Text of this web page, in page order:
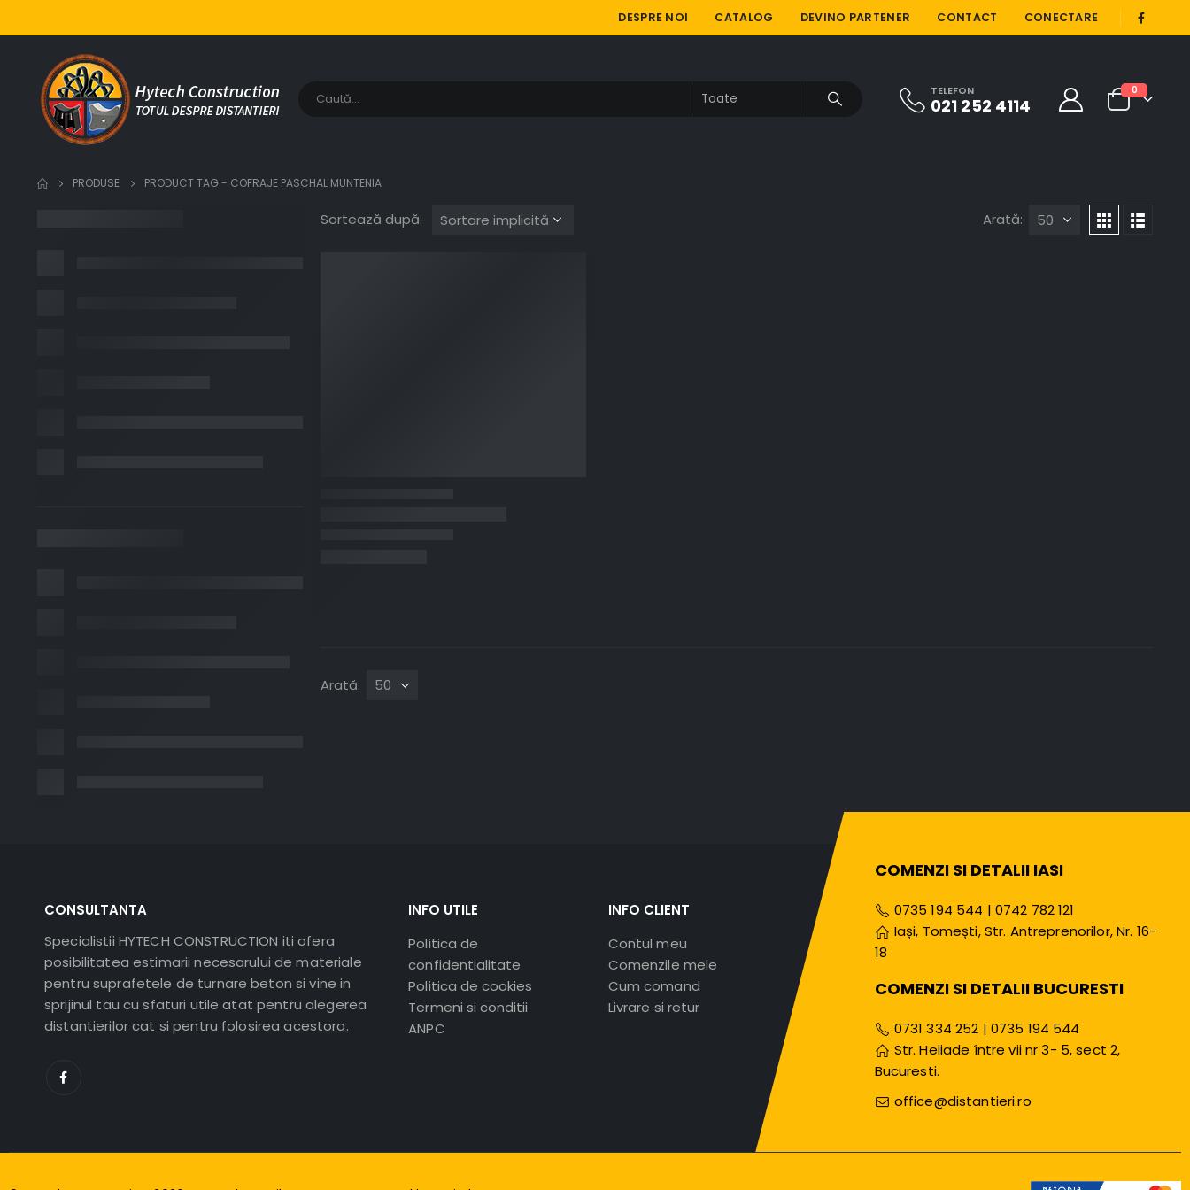
DESPRE NOI CATALOG DEVINO PARTENER CONTACT CONECTARE |
TELEFON
021 252 4114
0
PRODUSE PRODUCT TAG - COFRAJE PASCHAL MUNTENIA
Sortează după: Arată:
Arată:
CONSULTANTA
Specialistii HYTECH CONSTRUCTION iti ofera
posibilitatea estimarii necesarului de materiale
pentru suprafetele de turnare beton si vine in
sprijinul tau cu sfaturi utile atat pentru alegerea
distantierilor cat si pentru folosirea acestora.
INFO UTILE
Politica de
confidentialitate
Politica de cookies
Termeni si conditii
ANPC
INFO CLIENT
Contul meu
Comenzile mele
Cum comand
Livrare si retur
COMENZI SI DETALII IASI
0735 194 544 | 0742 782 121
Iași, Tomești, Str. Antreprenorilor, Nr. 16-
18
COMENZI SI DETALII BUCURESTI
0731 334 252 | 0735 194 544
Str. Heliade între vii nr 3- 5, sect 2,
Bucuresti.
office@distantieri.ro